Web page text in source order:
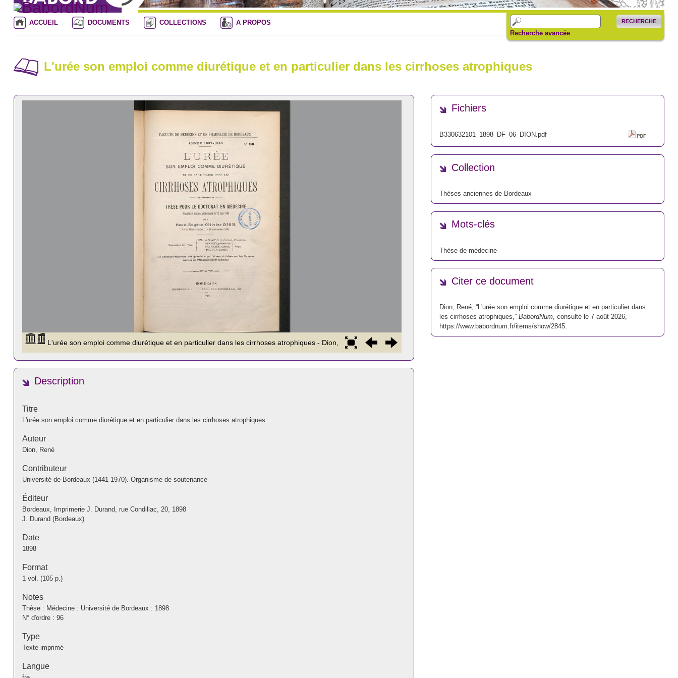
RECHERCHE
Recherche avancée
ACCUEIL DOCUMENTS COLLECTIONS A PROPOS
L'urée son emploi comme diurétique et en particulier dans les cirrhoses atrophiques
Description
Titre
L'urée son emploi comme diurétique et en particulier dans les cirrhoses atrophiques
Auteur
Dion, René
Contributeur
Université de Bordeaux (1441-1970). Organisme de soutenance
Éditeur
Bordeaux, Imprimerie J. Durand, rue Condillac, 20, 1898
J. Durand (Bordeaux)
Date
1898
Format
1 vol. (105 p.)
Notes
Thèse : Médecine : Université de Bordeaux : 1898
N° d'ordre : 96
Type
Texte imprimé
Langue
Fichiers
B330632101_1898_DF_06_DION.pdf
Collection
Thèses anciennes de Bordeaux
Mots-clés
Thèse de médecine
Citer ce document
Dion, René, “L'urée son emploi comme diurétique et en particulier dans
les cirrhoses atrophiques,” BabordNum, consulté le 7 août 2026,
https://www.babordnum.fr/items/show/2845.